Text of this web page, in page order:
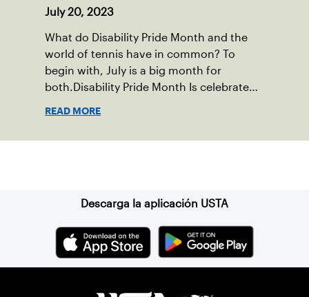
July 20, 2023
What do Disability Pride Month and the
world of tennis have in common? To
begin with, July is a big month for
both.Disability Pride Month Is celebrated
READ MORE
Descarga la aplicación USTA